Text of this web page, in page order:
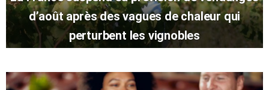
d’août après des vagues de chaleur qui
perturbent les vignobles